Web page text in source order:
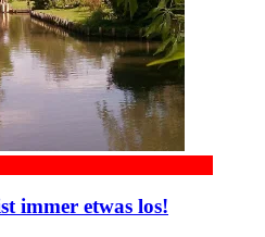
immer etwas los!